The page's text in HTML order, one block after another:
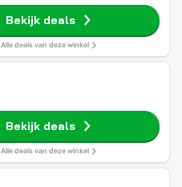
Bekijk deals
Alle deals van deze winkel
Bekijk deals
Alle deals van deze winkel